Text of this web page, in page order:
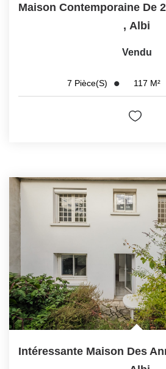
, Albi
Vendu
7 Pièce(s) 117 M²